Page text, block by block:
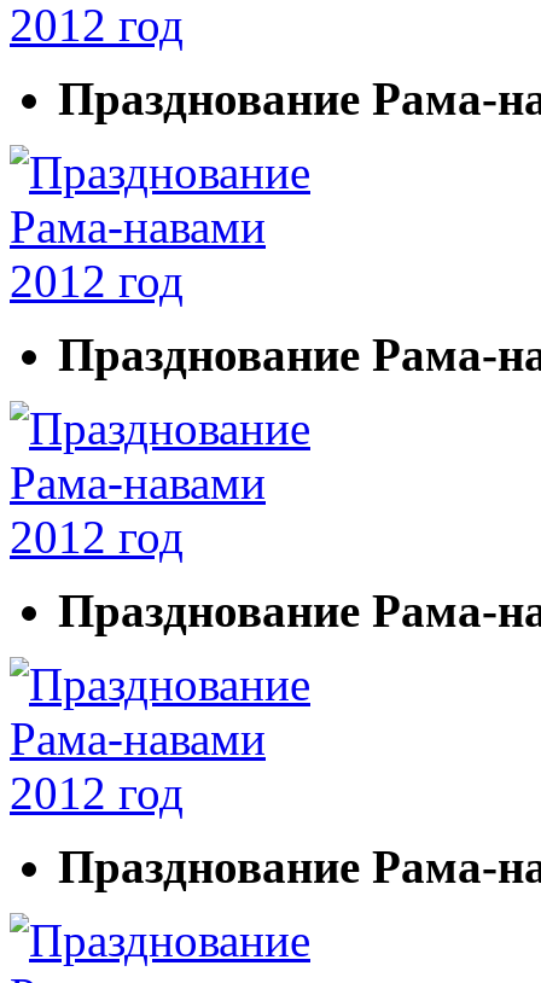
Празднование Рама-
Празднование Рама-
Празднование Рама-
Празднование Рама-